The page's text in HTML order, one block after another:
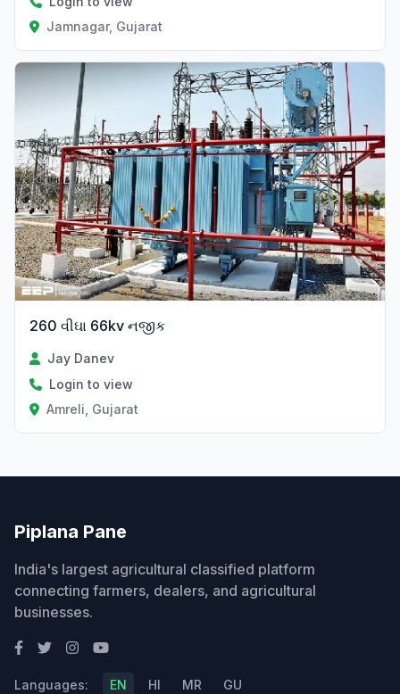
Jamnagar, Gujarat
260 વીઘા 66kv નજીક
Jay Danev
Login to view
Amreli, Gujarat
Piplana Pane
India's largest agricultural classified platform
connecting farmers, dealers, and agricultural
businesses.
Languages: EN HI MR GU